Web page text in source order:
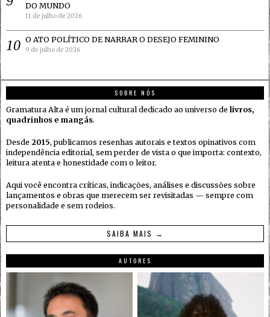
DO MUNDO
11 de julho de 2026
O ATO POLÍTICO DE NARRAR O DESEJO FEMININO
9 de julho de 2026
SOBRE NÓS
Gramatura Alta é um jornal cultural dedicado ao universo de livros,
quadrinhos e mangás.
Desde 2015, publicamos resenhas autorais e textos opinativos com
independência editorial, sem perder de vista o que importa: contexto,
leitura atenta e honestidade com o leitor.
Aqui você encontra críticas, indicações, análises e discussões sobre
lançamentos e obras que merecem ser revisitadas — sempre com
personalidade e sem rodeios.
SAIBA MAIS →
AUTORES